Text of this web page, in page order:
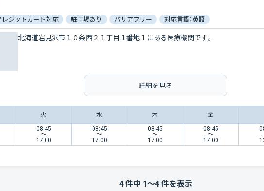
レジットカード対応 駐車場あり バリアフリー 対応言語：英語
北海道岩見沢市１０条西２１丁目１番地１にある医療機関です。
詳細を見る
火 水 木 金
08:45
〜
17:00
08:45
〜
17:00
08:45
〜
17:00
08:45
〜
17:00
4件中 1〜4件を表示